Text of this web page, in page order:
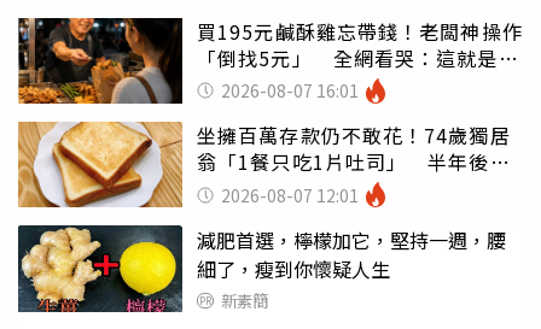
買195元鹹酥雞忘帶錢！老闆神操作
「倒找5元」 全網看哭：這就是台
灣 2026-08-07 16:01
坐擁百萬存款仍不敢花！74歲獨居
翁「1餐只吃1片吐司」 半年後暴
瘦嚇壞女兒
2026-08-07 12:01
減肥首選，檸檬加它，堅持一週，腰
細了，瘦到你懷疑人生
新素簡